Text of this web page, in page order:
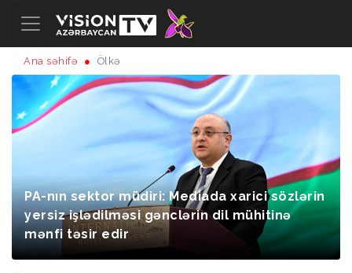
Ana səhifə Ölkə
PA-nın sektor müdiri: Mediada xarici sözlərin
yersiz işlədilməsi gənclərin dil mühitinə
mənfi təsir edir